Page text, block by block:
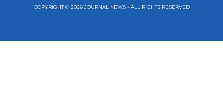
COPYRIGHT © 2026 JOURNAL NEWS - ALL RIGHTS RESERVED